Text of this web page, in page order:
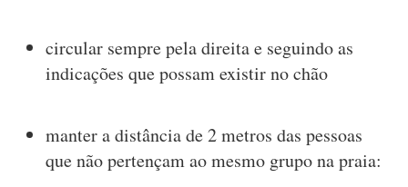
circular sempre pela direita e seguindo as
indicações que possam existir no chão
manter a distância de 2 metros das pessoas
que não pertençam ao mesmo grupo na praia: